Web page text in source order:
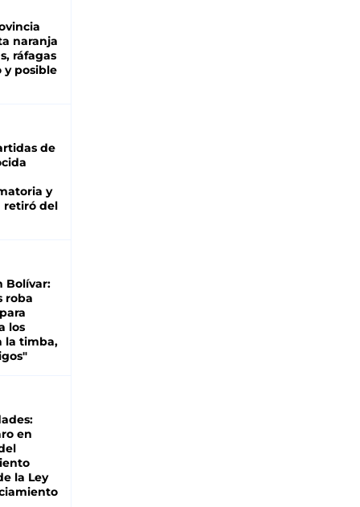
naranja
ráfagas
y posible
de
y
retiró del
Bolívar:
roba
los
la timba,
en
la Ley